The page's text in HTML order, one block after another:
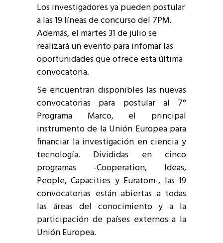
Los investigadores ya pueden postular
a las 19 líneas de concurso del 7PM.
Además, el martes 31 de julio se
realizará un evento para infomar las
oportunidades que ofrece esta última
convocatoria.
Se encuentran disponibles las nuevas
convocatorias para postular al 7°
Programa Marco, el principal
instrumento de la Unión Europea para
financiar la investigación en ciencia y
tecnología. Divididas en cinco
programas -Cooperation, Ideas,
People, Capacities y Euratom-, las 19
convocatorias están abiertas a todas
las áreas del conocimiento y a la
participación de países externos a la
Unión Europea.